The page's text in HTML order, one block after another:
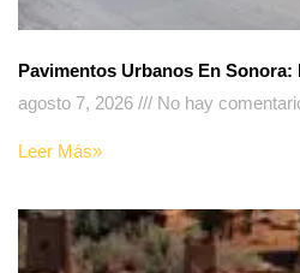
Pavimentos Urbanos En
agosto 7, 2026
No hay
Leer Más»